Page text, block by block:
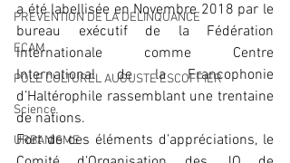
PREVENTION DE LA DELINQUANCE
ECAM
POLE CULTUREL AUGUSTE ESCOFFIER
Science
URBANISME
a été labellisée en Novembre 2018 par le
bureau exécutif de la Fédération
Internationale comme Centre
International de la Francophonie
d’Haltérophile rassemblant une trentaine
de nations.
Fort de ces éléments d’appréciations, le